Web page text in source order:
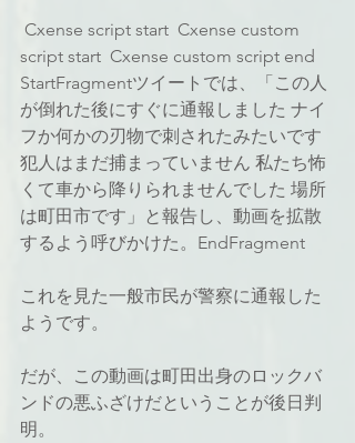
script start  Cxense custom script end
StartFragmentツイートでは、「この人
が倒れた後にすぐに通報しました ナイ
フか何かの刃物で刺されたみたいです
犯人はまだ捕まっていません 私たち怖
くて車から降りられませんでした 場所
は町田市です」と報告し、動画を拡散
するよう呼びかけた。EndFragment
これを見た一般市民が警察に通報した
ようです。
だが、この動画は町田出身のロックバ
ンドの悪ふざけだということが後日判
明。